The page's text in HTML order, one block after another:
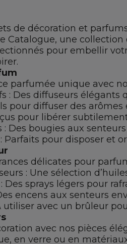
de décoration et
Catalogue, une
pour embellir
parfumée unique avec
: Des diffuseurs élégants
pour diffuser des
pour libérer
: Des bougies aux
pour disposer et
délicates pour
: Une sélection
Des sprays légers pour
encens aux senteurs
utiliser avec un brûleur
avec nos pièces
en verre ou en